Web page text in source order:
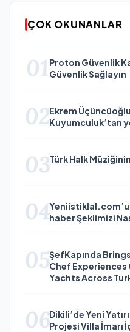
ÇOK OKUNANLAR
01 Proton Güvenlik
Güvenlik Sağlayın
02Ekrem
Kuyumculuk’tan
03Türk Halk
04haber Şeklimizi
05ŞefKapında
Chef Experiences
Yachts Across
06Dikili’de Yeni
Projesi Villa İmarı